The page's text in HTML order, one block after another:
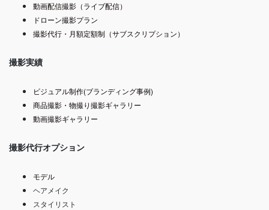
動画配信撮影（ライブ配信）
ドローン撮影プラン
撮影代行・月額定額制（サブスクリプション）
撮影実績
ビジュアル制作(ブランディング事例)
商品撮影・物撮り撮影ギャラリー
動画撮影ギャラリー
撮影代行オプション
モデル
ヘアメイク
スタイリスト